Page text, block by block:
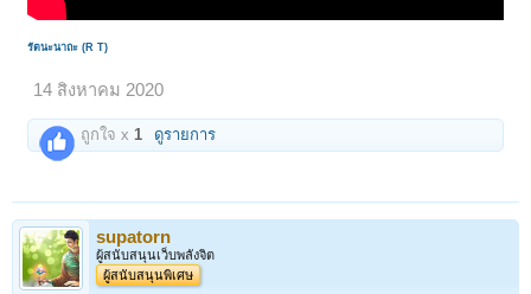
รัตนะนาถะ (R T)
14 สิงหาคม 2020
ถูกใจ x1 ดูรายการ
supatorn
ผู้สนับสนุนเว็บพลังจิต
ผู้สนับสนุนพิเศษ